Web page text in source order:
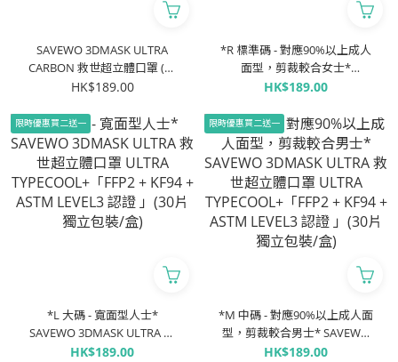
SAVEWO 3DMASK ULTRA
CARBON 救世超立體口罩 (三
款尺寸可選) (30片獨立包裝/
HK$189.00
*R 標準碼 - 對應90%以上成人
面型，剪裁較合女士*
SAVEWO 3DMASK ULTRA 救
TYPECOOL+「FFP2 + KF94 +
ASTM LEVEL3 認證 」(30片獨
立包裝/盒)
HK$189.00
限時優惠買二送一
*L 大碼 - 寬面型人士*
SAVEWO 3DMASK ULTRA 救
世超立體口罩 ULTRA
HK$189.00
限時優惠買二送一
*M 中碼 - 對應90%以上成人面
型，剪裁較合男士* SAVEWO
3DMASK ULTRA 救世超立體口
HK$189.00